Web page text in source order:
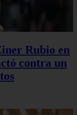
Rubio en
contra un